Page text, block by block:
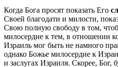
Когда Бога просят показать Его
Своей благодати и милости,
Свою полную свободу в том,
милосердие к тем, в отношении
Израиль мог быть не намного
однако Божье милосердие к
и заслугах Израиля. Скорее, Бог,